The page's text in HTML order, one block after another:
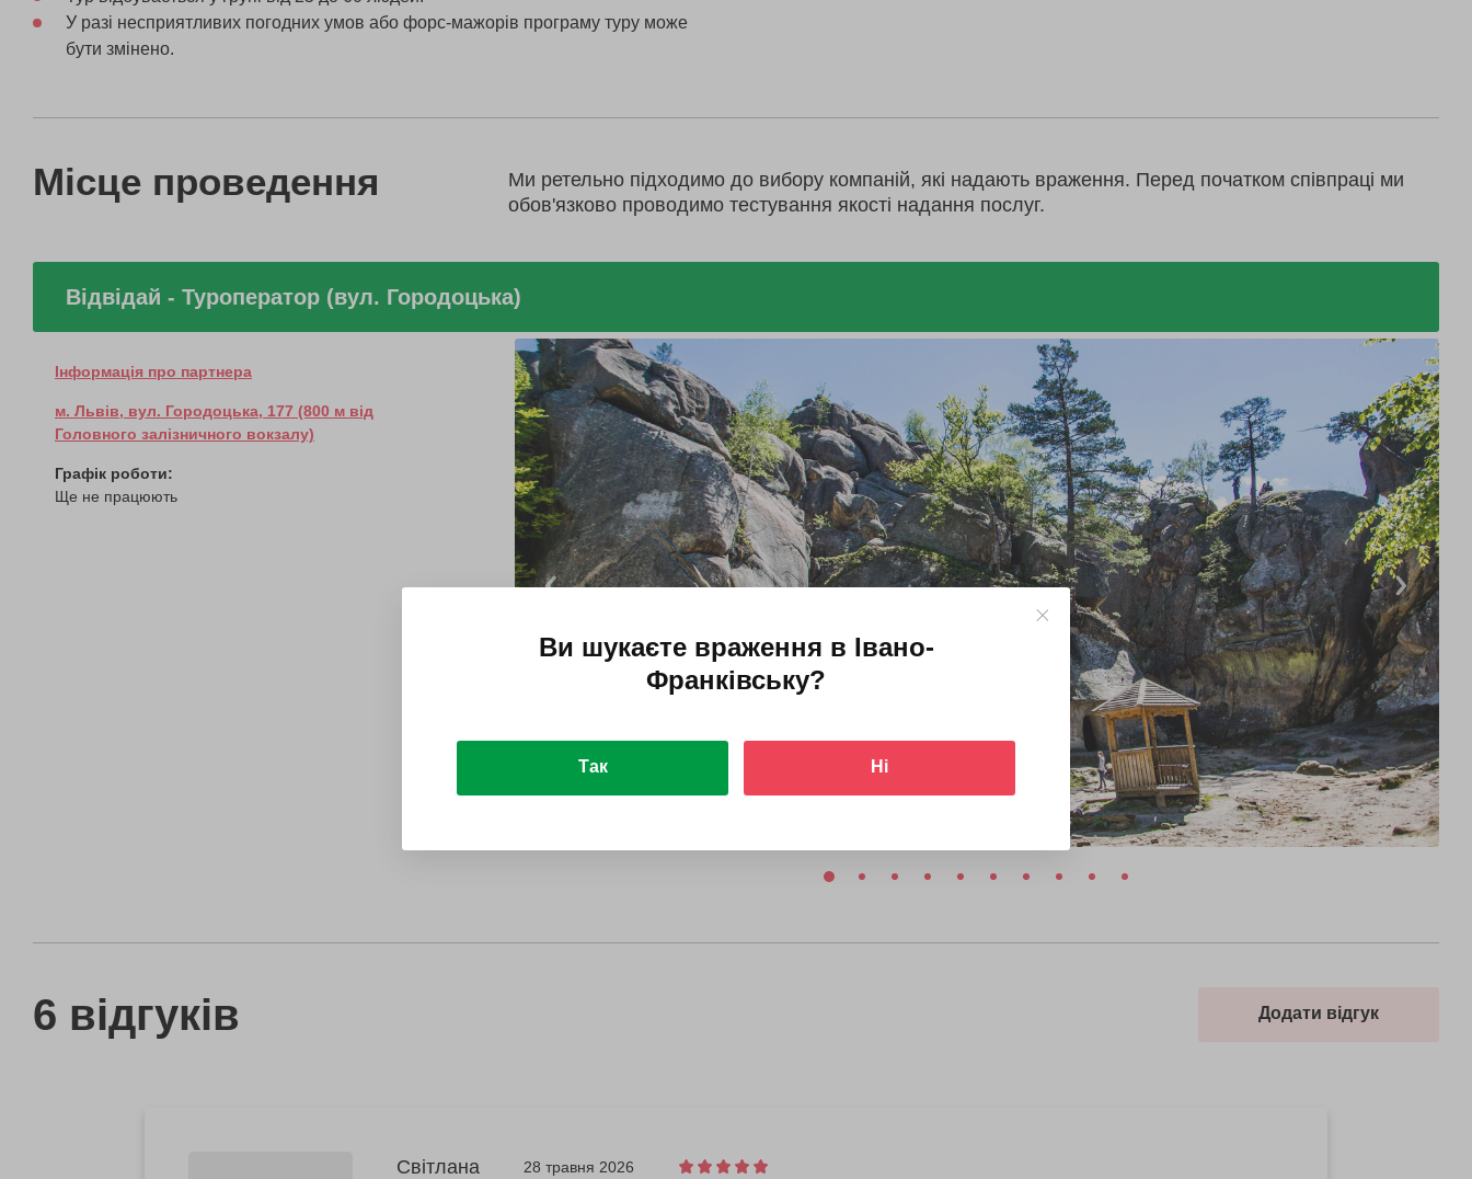
У разі несприятливих погодних умов або форс-мажорів програму туру може
бути змінено.
Місце проведення
Ми ретельно підходимо до вибору компаній, які надають враження. Перед початком співпраці ми
обов'язково проводимо тестування якості надання послуг.
Відвідай - Туроператор (вул. Городоцька)
Інформація про партнера
м. Львів, вул. Городоцька, 177 (800 м від
Головного залізничного вокзалу)
Графік роботи:
Ще не працюють
6 відгуків Додати відгук
Світлана 28 травня 2026
Ви шукаєте враження в Івано-
Франківську?
Так Ні